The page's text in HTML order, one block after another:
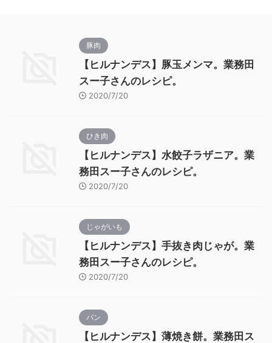
豚肉
【ヒルナンデス】豚玉メンマ。業務田
スー子さんのレシピ。
2020/7/20
ひき肉
【ヒルナンデス】水餃子ラザニア。業
務田スー子さんのレシピ。
2020/7/20
じゃがいも
【ヒルナンデス】手抜き肉じゃが。業
務田スー子さんのレシピ。
2020/7/20
パン
【ヒルナンデス】薄焼き餅。業務田ス